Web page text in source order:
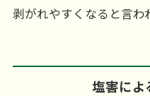
剥がれやすくなると言わ
塩害に